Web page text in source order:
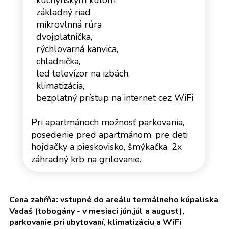
základný riad
mikrovlnná rúra
dvojplatnička,
rýchlovarná kanvica,
chladnička,
led televízor na izbách,
klimatizácia,
bezplatný prístup na internet cez WiFi
Pri apartmánoch možnosť parkovania,
posedenie pred apartmánom, pre deti
hojdačky a pieskovisko, šmýkačka. 2x
záhradný krb na grilovanie.
Cena zahŕňa: vstupné do areálu termálneho kúpaliska
Vadaš (tobogány - v mesiaci jún,júl a august),
parkovanie pri ubytovaní, klimatizáciu a WiFi